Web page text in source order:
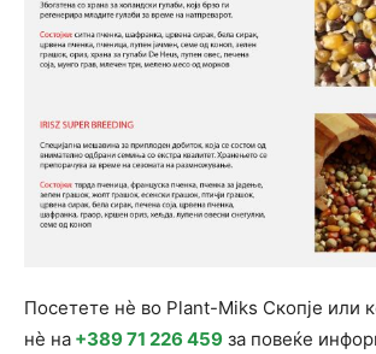
Посетете нè во Plant-Miks Скопје или
нè на +389 71 226 459 за повеќе